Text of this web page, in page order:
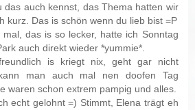
das auch kennst, das Thema hatten wir
kurz. Das is schön wenn du lieb bist =P
das is so lecker, hatte ich Sonntag
auch direkt wieder *yummie*.
is kriegt nix, geht gar nicht
man auch mal nen doofen Tag
waren schon extrem pampig und alles.
echt gelohnt =) Stimmt, Elena trägt eh